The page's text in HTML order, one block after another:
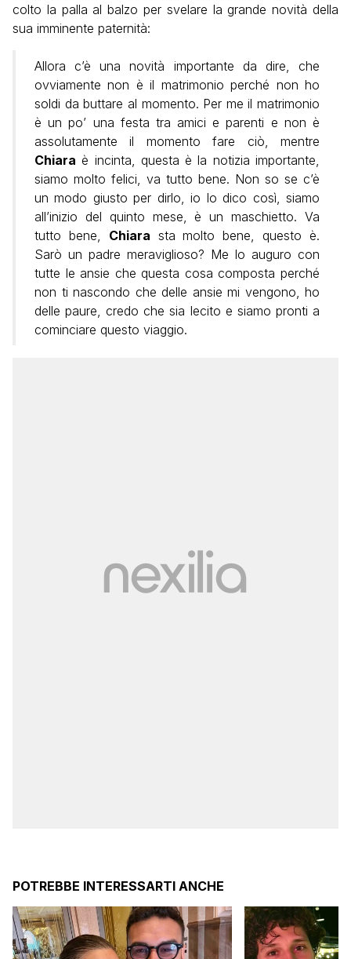
colto la palla al balzo per svelare la grande novità della
sua imminente paternità:
Allora c’è una novità importante da dire, che
ovviamente non è il matrimonio perché non ho
soldi da buttare al momento. Per me il matrimonio
è un po’ una festa tra amici e parenti e non è
assolutamente il momento fare ciò, mentre
Chiara è incinta, questa è la notizia importante,
siamo molto felici, va tutto bene. Non so se c’è
un modo giusto per dirlo, io lo dico così, siamo
all’inizio del quinto mese, è un maschietto. Va
tutto bene, Chiara sta molto bene, questo è.
Sarò un padre meraviglioso? Me lo auguro con
tutte le ansie che questa cosa composta perché
non ti nascondo che delle ansie mi vengono, ho
delle paure, credo che sia lecito e siamo pronti a
cominciare questo viaggio.
POTREBBE INTERESSARTI ANCHE